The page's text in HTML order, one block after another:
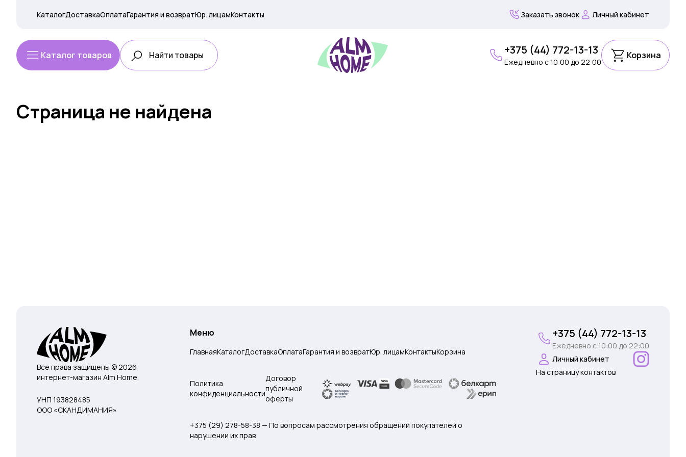
КаталогДоставкаОплатаГарантия и возвратЮр. лицамКонтакты Заказать звонок Личный кабинет
Каталог товаров +375 (44) 772-13-13
Ежедневно c 10:00 до 22:00
Корзина
Страница не найдена
Все права защищены © 2026
интернет-магазин Alm Home.
УНП 193828485
ООО «СКАНДИМАНИЯ»
Меню
ГлавнаяКаталогДоставкаОплатаГарантия и возвратЮр. лицамКонтактыКорзина
Политика
конфиденциальности
Договор
публичной
оферты
+375 (29) 278-58-38 — По вопросам рассмотрения обращений покупателей о
нарушении их прав
+375 (44) 772-13-13
Ежедневно c 10:00 до 22:00
Личный кабинет
На страницу контактов